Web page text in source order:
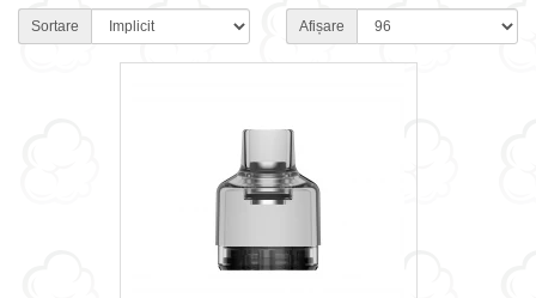
Sortare Afișare